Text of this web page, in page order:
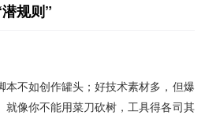
规则”
本不如创作罐头；好技术素材多，但爆
就像你不能用菜刀砍树，工具得各司其